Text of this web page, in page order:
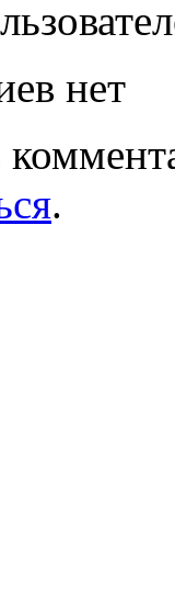
нет
.